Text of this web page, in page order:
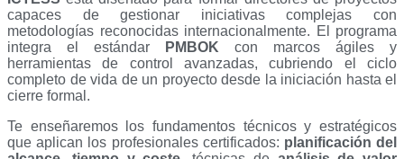
capaces de gestionar iniciativas complejas con
metodologías reconocidas internacionalmente. El programa
integra el estándar
PMBOK con marcos ágiles y
herramientas de control avanzadas, cubriendo el ciclo
completo de vida de un proyecto desde la iniciación hasta el
cierre formal.
Te enseñaremos los fundamentos técnicos y estratégicos
que aplican los profesionales certificados: planificación del